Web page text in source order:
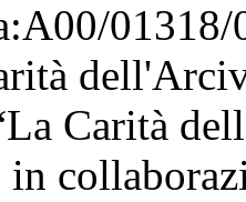
A00/01318/
Carità